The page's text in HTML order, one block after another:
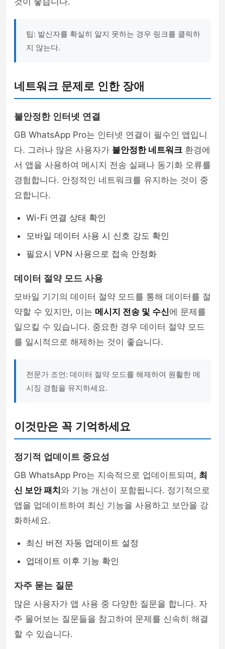
팁: 발신자를 확실히 알지 못하는 경우 링크를 클릭하
지 않는다.
네트워크 문제로 인한 장애
불안정한 인터넷 연결
GB WhatsApp Pro는 인터넷 연결이 필수인 앱입니
다. 그러나 많은 사용자가 불안정한 네트워크 환경에
서 앱을 사용하여 메시지 전송 실패나 동기화 오류를
경험합니다. 안정적인 네트워크를 유지하는 것이 중
요합니다.
Wi-Fi 연결 상태 확인
모바일 데이터 사용 시 신호 강도 확인
필요시 VPN 사용으로 접속 안정화
데이터 절약 모드 사용
모바일 기기의 데이터 절약 모드를 통해 데이터를 절
약할 수 있지만, 이는 메시지 전송 및 수신에 문제를
일으킬 수 있습니다. 중요한 경우 데이터 절약 모드
를 일시적으로 해제하는 것이 좋습니다.
전문가 조언: 데이터 절약 모드를 해제하여 원활한 메
시징 경험을 유지하세요.
이것만은 꼭 기억하세요
정기적 업데이트 중요성
GB WhatsApp Pro는 지속적으로 업데이트되며, 최
신 보안 패치 와 기능 개선이 포함됩니다. 정기적으로
앱을 업데이트하여 최신 기능을 사용하고 보안을 강
화하세요.
최신 버전 자동 업데이트 설정
업데이트 이후 기능 확인
자주 묻는 질문
많은 사용자가 앱 사용 중 다양한 질문을 합니다. 자
주 물어보는 질문들을 참고하여 문제를 신속히 해결
할 수 있습니다.